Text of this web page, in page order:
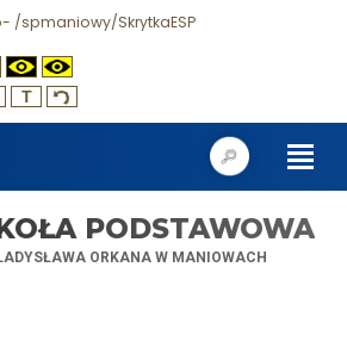
/spmaniowy/SkrytkaESP
PODSTAWOWA
ORKANA W MANIOWACH